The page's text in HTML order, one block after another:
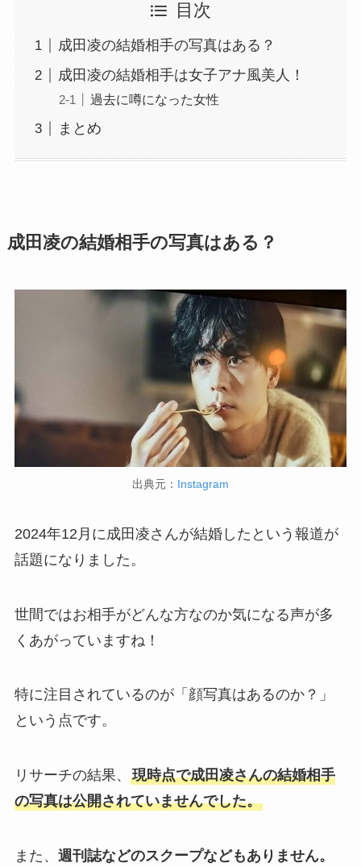
目次
成田凌の結婚相手の写真はある？
成田凌の結婚相手は女子アナ風美人！
過去に噂になった女性
まとめ
成田凌の結婚相手の写真はある？
出典元： Instagram
2024年12月に成田凌さんが結婚したという報道が
話題になりました。
世間ではお相手がどんな方なのか気になる声が多
くあがっていますね！
特に注目されているのが「顔写真はあるのか？」
という点です。
リサーチの結果、 現時点で成田凌さんの結婚相手
の写真は公開されていませんでした。
また、 週刊誌などのスクープなどもありません。